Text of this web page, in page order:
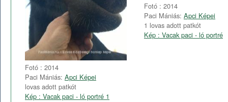
Fotó : 2014
Paci Mániás: Apci Képei
lovas adott patkót
Kép : Vacak paci - ló portré 1
Fotó : 2014
Paci Mániás: Apci Képei
1 lovas adott patkót
Kép : Vacak paci - ló portré